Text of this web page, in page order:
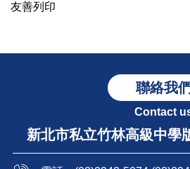
友善列印
聯絡我們
Contact
新北市私立竹林高級中學